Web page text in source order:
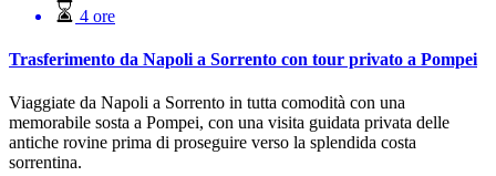
4 ore
Trasferimento da Napoli a Sorrento con tour privato a Pompei
Viaggiate da Napoli a Sorrento in tutta comodità con una
memorabile sosta a Pompei, con una visita guidata privata delle
antiche rovine prima di proseguire verso la splendida costa
sorrentina.